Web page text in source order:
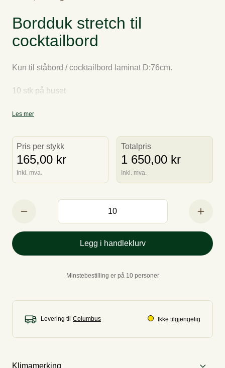
Bordduk stretch til
cocktailbord
Kun til ståbord / cocktailbord laminat D:76cm.
10 stk på huset
Les mer
Pris per stykk
165,00 kr
Inkl. mva.
Totalpris
1 650,00 kr
Inkl. mva.
Legg i handleklurv
Minstebestilling er på 10 personer
Levering til Ikke tilgjengelig
Klimamerking